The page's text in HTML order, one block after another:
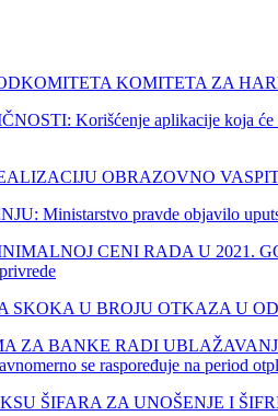
KOMITETA ZA
Korišćenje aplikacije koja će
OBRAZOVNO
Ministarstvo pravde objavilo
CENI RADA U 2021.
SKOKA U BROJU OTKAZA U
ZA BANKE RADI
se raspoređuje na period
ŠIFARA ZA UNOŠENJE I